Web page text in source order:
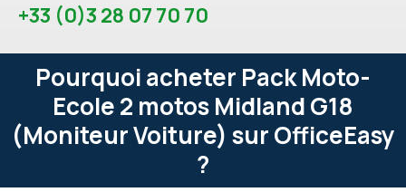
+33 (0)3 28 07 70 70
Pourquoi acheter Pack Moto-
Ecole 2 motos Midland G18
(Moniteur Voiture) sur OfficeEasy
?